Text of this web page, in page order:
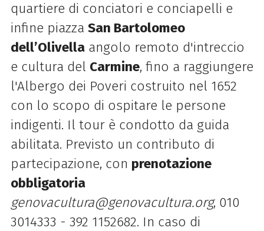
quartiere di conciatori e conciapelli e
infine piazza San Bartolomeo
dell’Olivellaangolo remoto d'intreccio
e cultura del Carmine, fino a raggiungere
l'Albergo dei Poveri costruito nel 1652
con lo scopo di ospitare le persone
indigenti. Il tour è condotto da guida
abilitata. Previsto un contributo di
partecipazione, con prenotazione
obbligatoria
genovacultura@genovacultura.org, 010
3014333 - 392 1152682. In caso di